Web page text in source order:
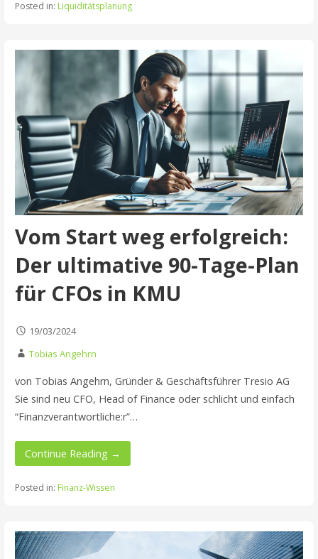
Posted in: Liquiditätsplanung
Vom Start weg erfolgreich:
Der ultimative 90-Tage-Plan
für CFOs in KMU
19/03/2024
Tobias Angehrn
von Tobias Angehrn, Gründer & Geschäftsführer Tresio AG
Sie sind neu CFO, Head of Finance oder schlicht und einfach
“Finanzverantwortliche:r”…
Continue Reading →
Posted in: Finanz-Wissen